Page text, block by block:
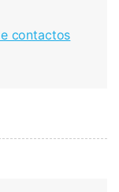
contactos